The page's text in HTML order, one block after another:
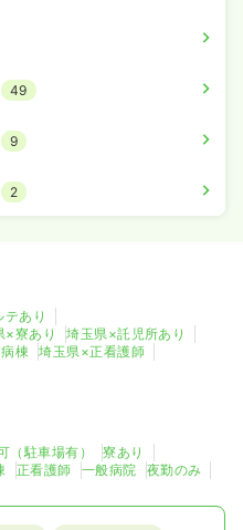
49
9
2
あり
×寮あり
埼玉県×託児所あり
棟
埼玉県×正看護師
（駐車場有）
寮あり
正看護師 一般病院 夜勤のみ